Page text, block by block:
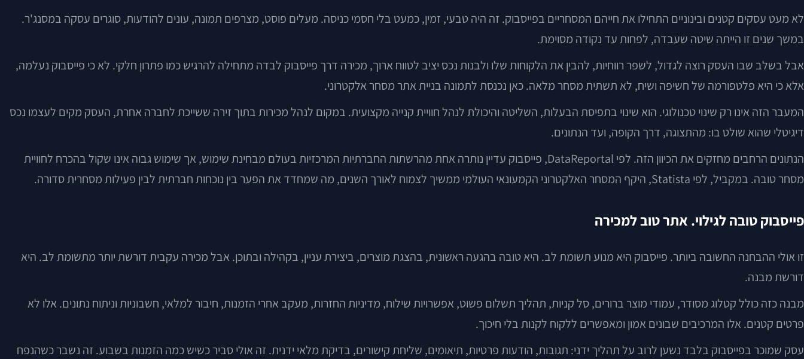
לא מעט עסקים קטנים ובינוניים התחילו את חייהם המסחריים בפייסבוק. זה היה טבעי, זמין, כמעט בלי חסמי כניסה. מעלים פוסט, מצרפים תמונה, עונים להודעות, סוגרים עסקה במסנג'ר.
במשך שנים זו הייתה שיטה שעבדה, לפחות עד נקודה מסוימת.
אבל בשלב שבו העסק רוצה לגדול, לשפר רווחיות, להבין את הלקוחות שלו ולבנות נכס יציב לטווח ארוך, מכירה דרך פייסבוק לבדה מתחילה להרגיש כמו פתרון חלקי. לא כי פייסבוק נעלמה,
אלא כי היא פלטפורמה של חשיפה ושיח, לא תשתית מסחר מלאה. כאן נכנסת לתמונה בניית אתר מסחר אלקטרוני.
המעבר הזה אינו רק שינוי טכנולוגי. הוא שינוי בתפיסת הבעלות, השליטה והיכולת לנהל חוויית קנייה מקצועית. במקום לנהל מכירות בתוך זירה ששייכת לחברה אחרת, העסק מקים לעצמו נכס
דיגיטלי שהוא שולט בו: מהתצוגה, דרך הקופה, ועד הנתונים.
הנתונים הרחבים מחזקים את הכיוון הזה. לפי DataReportal, פייסבוק עדיין נותרה אחת מהרשתות החברתיות המרכזיות בעולם מבחינת שימוש, אך שימוש גבוה אינו שקול בהכרח לחוויית
מסחר טובה. במקביל, לפי Statista, היקף המסחר האלקטרוני הקמעונאי העולמי ממשיך לצמוח לאורך השנים, מה שמחדד את הפער בין נוכחות חברתית לבין פעילות מסחרית סדורה.
פייסבוק טובה לגילוי. אתר טוב למכירה
זו אולי ההבחנה החשובה ביותר. פייסבוק היא מנוע תשומת לב. היא טובה בהגעה ראשונית, בהצגת מוצרים, ביצירת עניין, בקהילה ובתוכן. אבל מכירה עקבית דורשת יותר מתשומת לב. היא
דורשת מבנה.
מבנה כזה כולל קטלוג מסודר, עמודי מוצר ברורים, סל קניות, תהליך תשלום פשוט, אפשרויות שילוח, מדיניות החזרות, מעקב אחרי הזמנות, חיבור למלאי, חשבוניות וניתוח נתונים. אלו לא
פרטים קטנים. אלו המרכיבים שבונים אמון ומאפשרים ללקוח לקנות בלי חיכוך.
עסק שמוכר בפייסבוק בלבד נשען לרוב על תהליך ידני: תגובות, הודעות פרטיות, תיאומים, שליחת קישורים, בדיקת מלאי ידנית. זה אולי סביר כשיש כמה הזמנות בשבוע. זה נשבר כשהנפח